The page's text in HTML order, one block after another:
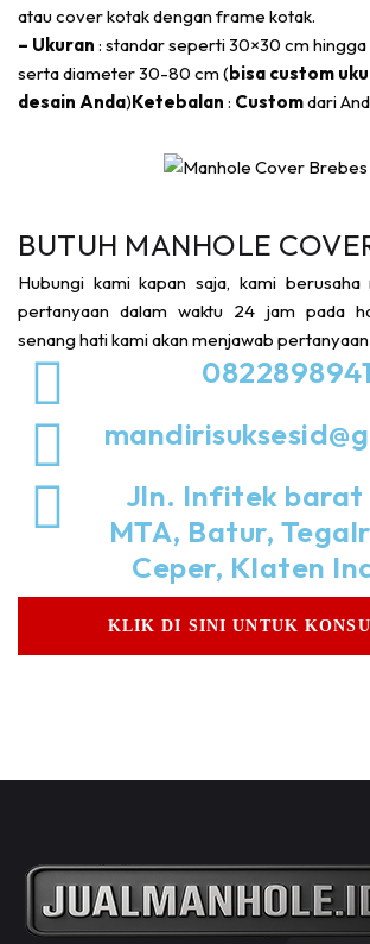
BUTUH MANHOLE
Hubungi kami kapan saja, kami berusaha
pertanyaan dalam waktu 24 jam pada
senang hati kami akan menjawab pertanyaan
Jln. Infitek barat
MTA, Batur,
Ceper, Klaten
KLIK DI SINI UNTUK
atau cover kotak dengan frame kotak.
– Ukuran : standar seperti 30×30 cm
serta diameter 30-80 cm (bisa custom
desain Anda)Ketebalan : Customdari